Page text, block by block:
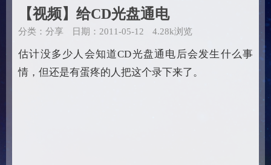
【视频】给CD光盘通电
分类： 分享 日期：2011-05-12 4.28k浏览
估计没多少人会知道CD光盘通电后会发生什么事
情，但还是有蛋疼的人把这个录下来了。